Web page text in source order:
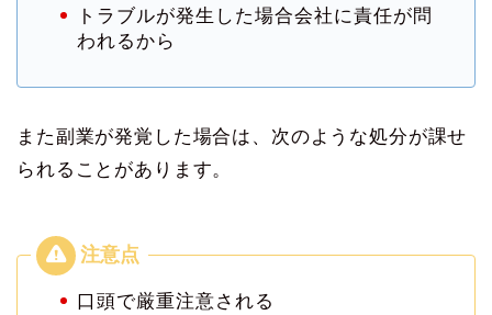
トラブルが発生した場合会社に責任が問
われるから
また副業が発覚した場合は、次のような処分が課せ
られることがあります。
口頭で厳重注意される